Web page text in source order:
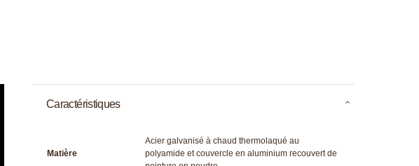
Caractéristiques
Matière
Acier galvanisé à chaud thermolaqué au
polyamide et couvercle en aluminium recouvert de